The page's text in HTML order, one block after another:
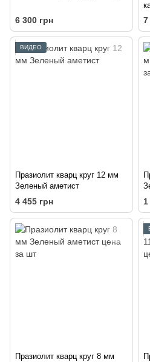
6 300 грн 7
ВИДЕО
Празиолит кварц круг 12 мм
Зеленый аметист
4 455 грн
Празиолит кварц круг 8 мм